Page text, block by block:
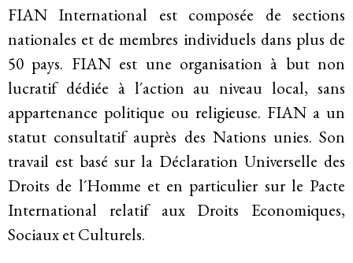
Historique
Modèle de travail
Conseil d’administration et secrétariat
Analyse commune
Rapports annuels
Emplois
FIAN International est composée de sections
nationales et de membres individuels dans plus de
50 pays. FIAN est une organisation à but non
lucratif dédiée à l´action au niveau local, sans
appartenance politique ou religieuse. FIAN a un
statut consultatif auprès des Nations unies. Son
travail est basé sur la Déclaration Universelle des
Droits de l´Homme et en particulier sur le Pacte
International relatif aux Droits Economiques,
Sociaux et Culturels.